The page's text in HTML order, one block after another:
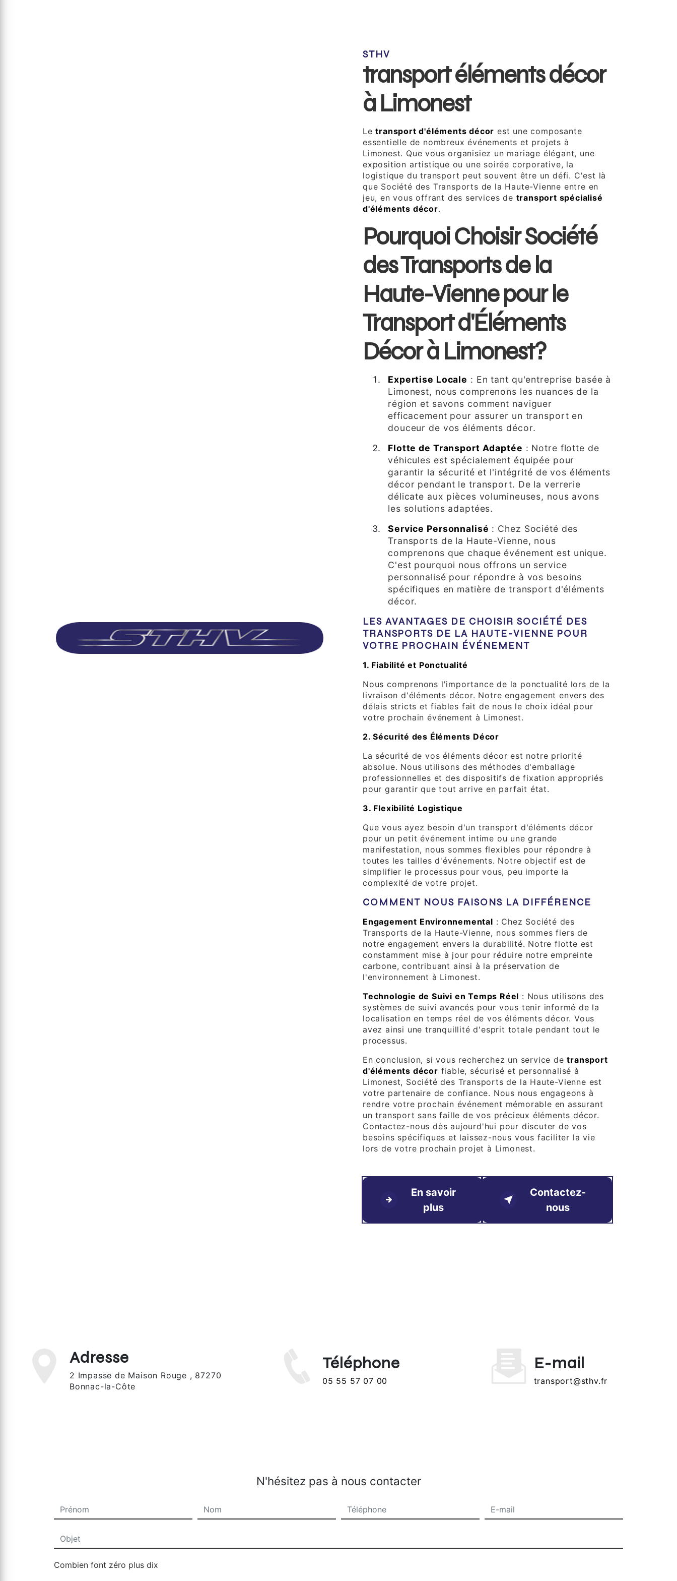
STHV
transport éléments décor
à Limonest
Letransport d'éléments décor est une composante
essentielle de nombreux événements et projets à
Limonest. Que vous organisiez un mariage élégant, une
exposition artistique ou une soirée corporative, la
logistique du transport peut souvent être un défi. C'est là
que Société des Transports de la Haute-Vienne entre en
jeu, en vous offrant des services de transport spécialisé
d'éléments décor.
Pourquoi Choisir Société
des Transports de la
Haute-Vienne pour le
Transport d'Éléments
Décor à Limonest?
Expertise Locale : En tant qu'entreprise basée à
Limonest, nous comprenons les nuances de la
région et savons comment naviguer
efficacement pour assurer un transport en
douceur de vos éléments décor.
Flotte de Transport Adaptée : Notre flotte de
véhicules est spécialement équipée pour
garantir la sécurité et l'intégrité de vos éléments
décor pendant le transport. De la verrerie
délicate aux pièces volumineuses, nous avons
les solutions adaptées.
Service Personnalisé : Chez Société des
Transports de la Haute-Vienne, nous
comprenons que chaque événement est unique.
C'est pourquoi nous offrons un service
personnalisé pour répondre à vos besoins
spécifiques en matière de transport d'éléments
décor.
LES AVANTAGES DE CHOISIR SOCIÉTÉ DES
TRANSPORTS DE LA HAUTE-VIENNE POUR
VOTRE PROCHAIN ÉVÉNEMENT
1. Fiabilité et Ponctualité
Nous comprenons l'importance de la ponctualité lors de la
livraison d'éléments décor. Notre engagement envers des
délais stricts et fiables fait de nous le choix idéal pour
votre prochain événement à Limonest.
2. Sécurité des Éléments Décor
La sécurité de vos éléments décor est notre priorité
absolue. Nous utilisons des méthodes d'emballage
professionnelles et des dispositifs de fixation appropriés
pour garantir que tout arrive en parfait état.
3. Flexibilité Logistique
Que vous ayez besoin d'un transport d'éléments décor
pour un petit événement intime ou une grande
manifestation, nous sommes flexibles pour répondre à
toutes les tailles d'événements. Notre objectif est de
simplifier le processus pour vous, peu importe la
complexité de votre projet.
COMMENT NOUS FAISONS LA DIFFÉRENCE
Engagement Environnemental : Chez Société des
Transports de la Haute-Vienne, nous sommes fiers de
notre engagement envers la durabilité. Notre flotte est
constamment mise à jour pour réduire notre empreinte
carbone, contribuant ainsi à la préservation de
l'environnement à Limonest.
Technologie de Suivi en Temps Réel : Nous utilisons des
systèmes de suivi avancés pour vous tenir informé de la
localisation en temps réel de vos éléments décor. Vous
avez ainsi une tranquillité d'esprit totale pendant tout le
processus.
En conclusion, si vous recherchez un service detransport
d'éléments décor fiable, sécurisé et personnalisé à
Limonest, Société des Transports de la Haute-Vienne est
votre partenaire de confiance. Nous nous engageons à
rendre votre prochain événement mémorable en assurant
un transport sans faille de vos précieux éléments décor.
Contactez-nous dès aujourd'hui pour discuter de vos
besoins spécifiques et laissez-nous vous faciliter la vie
lors de votre prochain projet à Limonest.
En savoir
plus
Contactez-
nous
Adresse
2 Impasse de Maison Rouge , 87270
Bonnac-la-Côte
Téléphone
05 55 57 07 00
E-mail
transport@sthv.fr
N'hésitez pas à nous contacter
Combien font zéro plus dix